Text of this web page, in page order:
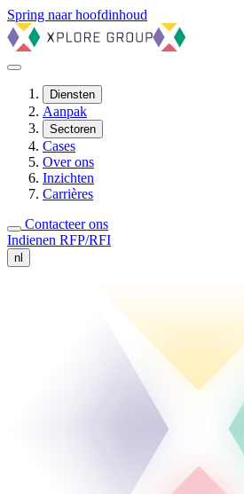
Spring naar hoofdinhoud
Diensten
Aanpak
Sectoren
Cases
Over ons
Inzichten
Carrières
Contacteer ons
Indienen RFP/RFI
nl